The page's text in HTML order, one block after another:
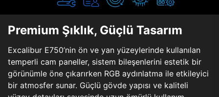
Premium Şıklık, Güçlü Tasarım
Excalibur E750’nin ön ve yan yüzeylerinde kullanılan
temperli cam paneller, sistem bileşenlerini estetik bir
görünümle öne çıkarırken RGB aydınlatma ile etkileyici
bir atmosfer sunar. Güçlü gövde yapısı ve kaliteli